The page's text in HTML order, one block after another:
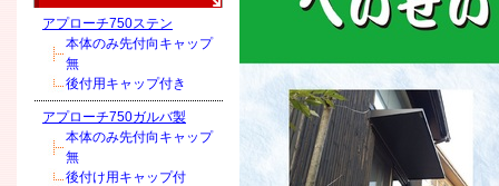
アプローチ750ステン
本体のみ先付向キャップ
無
後付用キャップ付き
アプローチ750ガルバ製
本体のみ先付向キャップ
無
後付け用キャップ付